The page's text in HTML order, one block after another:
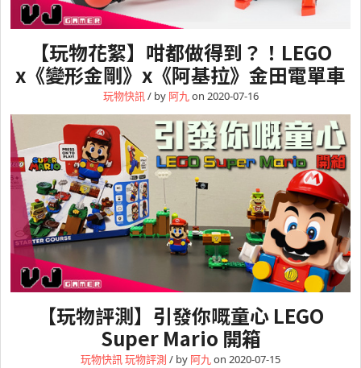
【玩物花絮】咁都做得到？！LEGO
x《變形金剛》x《阿基拉》金田電單車
玩物快訊/ by 阿九on 2020-07-16
【玩物評測】引發你嘅童心 LEGO
Super Mario 開箱
玩物快訊玩物評測 / by 阿九on 2020-07-15